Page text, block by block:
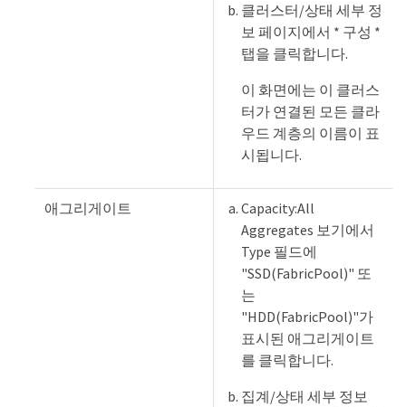
클러스터/상태 세부 정
보 페이지에서 * 구성 *
탭을 클릭합니다.
이 화면에는 이 클러스
터가 연결된 모든 클라
우드 계층의 이름이 표
시됩니다.
애그리게이트
Capacity:All
Aggregates 보기에서
Type 필드에
"SSD(FabricPool)" 또
는
"HDD(FabricPool)"가
표시된 애그리게이트
를 클릭합니다.
집계/상태 세부 정보